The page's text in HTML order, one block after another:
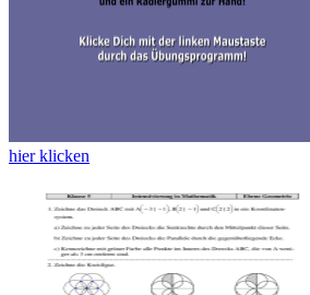
hier klicken